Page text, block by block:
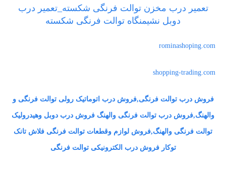
تعمیر درب مخزن توالت فرنگی شکسته_تعمیر درب
دوبل نشیمنگاه توالت فرنگی شکسته
rominashoping.com
shopping-trading.com
فروش درب توالت فرنگی,فروش درب اتوماتیک رولی توالت فرنگی و
والهنگ,فروش درب توالت فرنگی والهنگ فروش درب دوبل وهیدرولیک
توالت فرنگی والهنگ,فروش لوازم وقطعات توالت فرنگی فلاش تانک
توکار فروش درب الکترونیکی توالت فرنگی